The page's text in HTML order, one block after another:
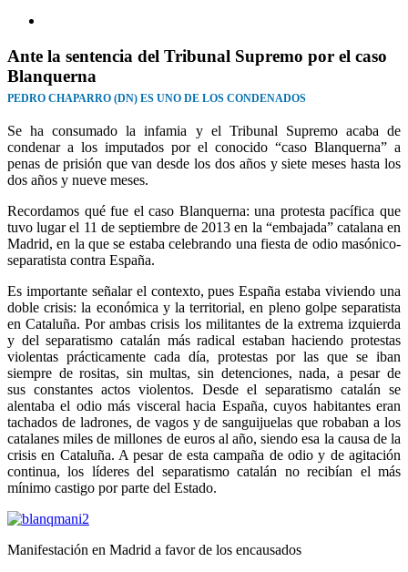
más
Ante la sentencia del Tribunal Supremo por el caso
Blanquerna
PEDRO CHAPARRO (DN) ES UNO DE LOS CONDENADOS
Se ha consumado la infamia y el Tribunal Supremo acaba de
condenar a los imputados por el conocido “caso Blanquerna” a
penas de prisión que van desde los dos años y siete meses hasta los
dos años y nueve meses.
Recordamos qué fue el caso Blanquerna: una protesta pacífica que
tuvo lugar el 11 de septiembre de 2013 en la “embajada” catalana en
Madrid, en la que se estaba celebrando una fiesta de odio masónico-
separatista contra España.
Es importante señalar el contexto, pues España estaba viviendo una
doble crisis: la económica y la territorial, en pleno golpe separatista
en Cataluña. Por ambas crisis los militantes de la extrema izquierda
y del separatismo catalán más radical estaban haciendo protestas
violentas prácticamente cada día, protestas por las que se iban
siempre de rositas, sin multas, sin detenciones, nada, a pesar de
sus constantes actos violentos. Desde el separatismo catalán se
alentaba el odio más visceral hacia España, cuyos habitantes eran
tachados de ladrones, de vagos y de sanguijuelas que robaban a los
catalanes miles de millones de euros al año, siendo esa la causa de la
crisis en Cataluña. A pesar de esta campaña de odio y de agitación
continua, los líderes del separatismo catalán no recibían el más
mínimo castigo por parte del Estado.
Manifestación en Madrid a favor de los encausados